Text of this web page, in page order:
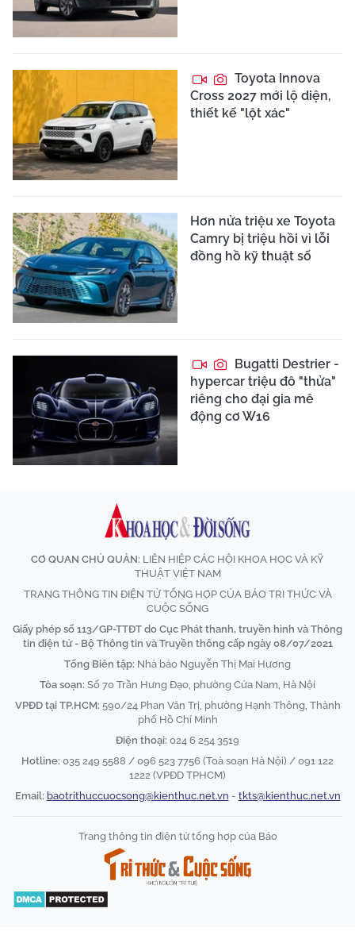
Toyota Innova
Cross 2027 mới lộ diện,
thiết kế "lột xác"
Hơn nửa triệu xe Toyota
Camry bị triệu hồi vì lỗi
đồng hồ kỹ thuật số
Bugatti Destrier -
hypercar triệu đô "thửa"
riêng cho đại gia mê
động cơ W16
CƠ QUAN CHỦ QUẢN: LIÊN HIỆP CÁC HỘI KHOA HỌC VÀ KỸ
THUẬT VIỆT NAM
TRANG THÔNG TIN ĐIỆN TỬ TỔNG HỢP CỦA BÁO TRI THỨC VÀ
CUỘC SỐNG
Giấy phép số 113/GP-TTĐT do Cục Phát thanh, truyền hình và Thông
tin điện tử - Bộ Thông tin và Truyền thông cấp ngày 08/07/2021
Tổng Biên tập: Nhà báo Nguyễn Thị Mai Hương
Tòa soạn: Số 70 Trần Hưng Đạo, phường Cửa Nam, Hà Nội
VPĐD tại TP.HCM: 590/24 Phan Văn Trị, phường Hạnh Thông, Thành
phố Hồ Chí Minh
Điện thoại: 024 6 254 3519
Hotline: 035 249 5588 / 096 523 7756 (Toà soạn Hà Nội) / 091 122
1222 (VPĐD TPHCM)
Email: baotrithuccuocsong@kienthuc.net.vn - tkts@kienthuc.net.vn
Trang thông tin điện tử tổng hợp của Báo